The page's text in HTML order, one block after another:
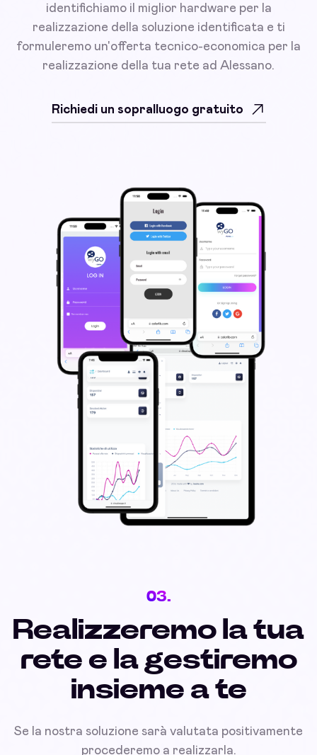
identifichiamo il miglior hardware per la
realizzazione della soluzione identificata e ti
formuleremo un'offerta tecnico-economica per la
realizzazione della tua rete ad Alessano.
Richiedi un sopralluogo gratuito
03.
Realizzeremo la tua
rete e la gestiremo
insieme a te
Se la nostra soluzione sarà valutata positivamente
procederemo a realizzarla.